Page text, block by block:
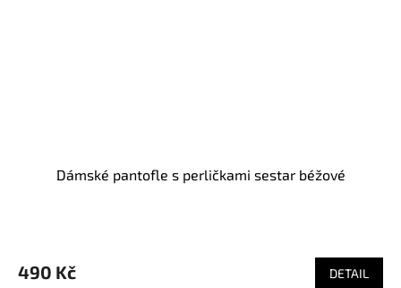
Dámské pantofle s perličkami sestar béžové
490 Kč DETAIL